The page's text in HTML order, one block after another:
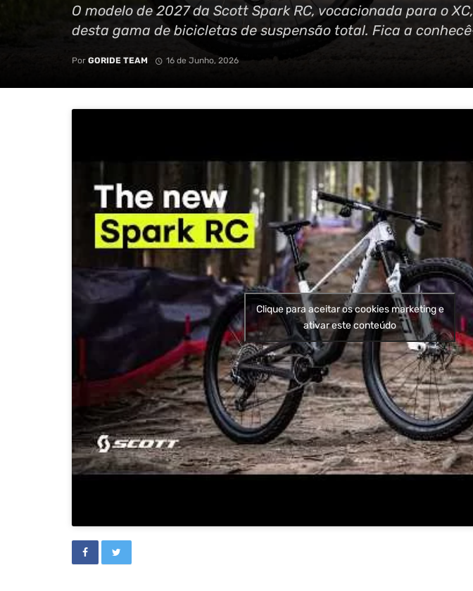
O modelo de 2027 da Scott Spark RC, vocacionada para o
desta gama de bicicletas de suspensão total. Fica a
Por GORIDE TEAM 16 de Junho, 2026
Clique para aceitar os cookies marketing e
ativar este conteúdo